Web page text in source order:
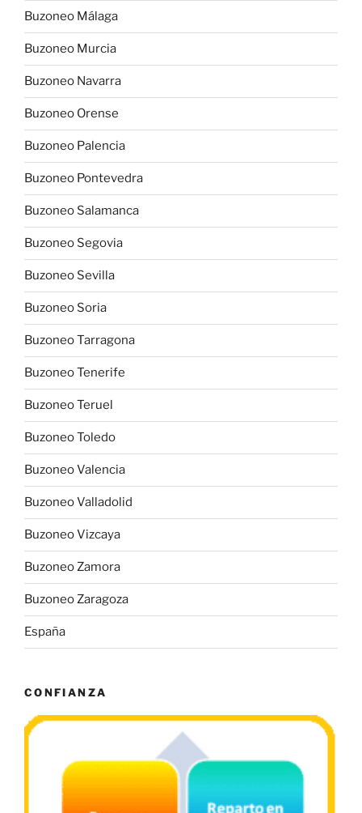
Buzoneo Málaga
Buzoneo Murcia
Buzoneo Navarra
Buzoneo Orense
Buzoneo Palencia
Buzoneo Pontevedra
Buzoneo Salamanca
Buzoneo Segovia
Buzoneo Sevilla
Buzoneo Soria
Buzoneo Tarragona
Buzoneo Tenerife
Buzoneo Teruel
Buzoneo Toledo
Buzoneo Valencia
Buzoneo Valladolid
Buzoneo Vizcaya
Buzoneo Zamora
Buzoneo Zaragoza
España
CONFIANZA